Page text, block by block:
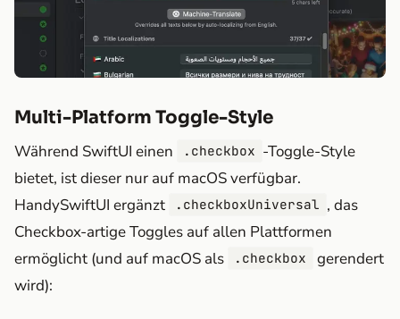
Multi-Platform Toggle-Style
Während SwiftUI einen .checkbox -Toggle-Style
bietet, ist dieser nur auf macOS verfügbar.
HandySwiftUI ergänzt
.checkboxUniversal , das
Checkbox-artige Toggles auf allen Plattformen
ermöglicht (und auf macOS als
.checkbox
gerendert
wird):